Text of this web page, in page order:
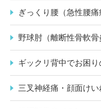
ぎっくり腰（急性腰
野球肘（離断性骨軟
ギックリ背中でお困り
三叉神経痛・顔面けい